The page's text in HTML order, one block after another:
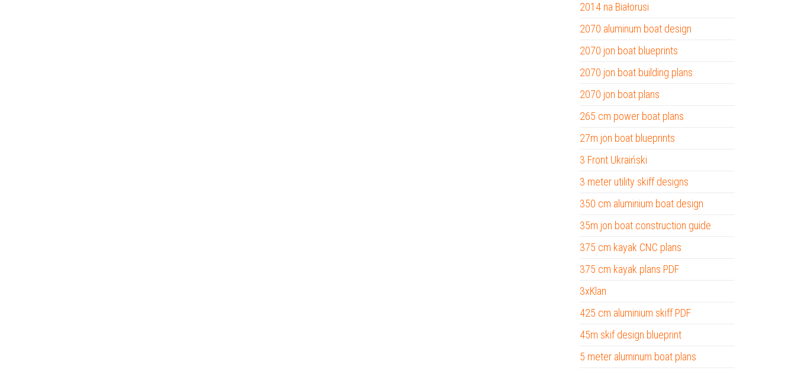
2014 na Białorusi
2070 aluminum boat design
2070 jon boat blueprints
2070 jon boat building plans
2070 jon boat plans
265 cm power boat plans
27m jon boat blueprints
3 Front Ukraiński
3 meter utility skiff designs
350 cm aluminium boat design
35m jon boat construction guide
375 cm kayak CNC plans
375 cm kayak plans PDF
3xKlan
425 cm aluminium skiff PDF
45m skif design blueprint
5 meter aluminum boat plans